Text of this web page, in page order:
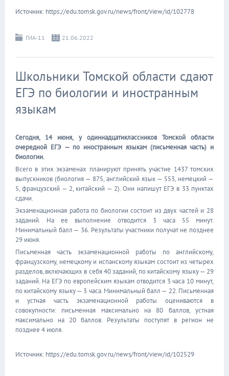
Источник: https://edu.tomsk.gov.ru/news/front/view/id/102778
ГИА-11 21.06.2022
Школьники Томской области сдают
ЕГЭ по биологии и иностранным
языкам
Сегодня, 14 июня, у одиннадцатиклассников Томской области
очередной ЕГЭ — по иностранным языкам (письменная часть) и
биологии.
Всего в этих экзаменах планируют принять участие 1437 томских
выпускников (биология — 875, английский язык — 553, немецкий —
5, французский — 2, китайский — 2). Они напишут ЕГЭ в 33 пунктах
сдачи.
Экзаменационная работа по биологии состоит из двух частей и 28
заданий. На ее выполнение отводится 3 часа 55 минут.
Минимальный балл — 36. Результаты участники получат не позднее
29 июня.
Письменная часть экзаменационной работы по английскому,
французскому, немецкому и испанскому языкам состоит из четырех
разделов, включающих в себя 40 заданий, по китайскому языку — 29
заданий. На ЕГЭ по европейским языкам отводится 3 часа 10 минут,
по китайскому языку — 3 часа. Минимальный балл — 22. Письменная
и устная часть экзаменационной работы оцениваются в
совокупности: письменная максимально на 80 баллов, устная
максимально на 20 баллов. Результаты поступят в регион не
позднее 4 июля.
Источник: https://edu.tomsk.gov.ru/news/front/view/id/102529